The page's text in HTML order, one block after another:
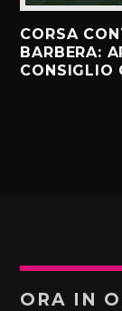
CORSA
BARBERA:
CONSIGLIO
ORA IN